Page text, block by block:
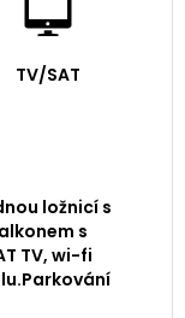
TV/SAT
ložnicí s
s
TV, wi-fi